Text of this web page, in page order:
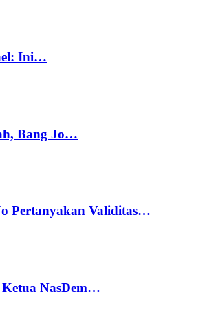
Ini…
Bang Jo…
Pertanyakan Validitas…
Ketua NasDem…